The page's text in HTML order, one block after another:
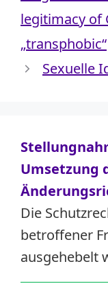
legitimacy of
„transphobic“
Sexuelle
Umsetzung
Die
betroffener
ausgehebelt